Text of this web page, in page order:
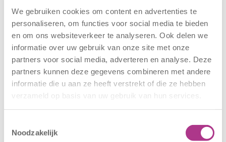
We gebruiken cookies om content en advertenties te
personaliseren, om functies voor social media te bieden
en om ons websiteverkeer te analyseren. Ook delen we
informatie over uw gebruik van onze site met onze
partners voor social media, adverteren en analyse. Deze
partners kunnen deze gegevens combineren met andere
informatie die u aan ze heeft verstrekt of die ze hebben
verzameld op basis van uw gebruik van hun services.
Noodzakelijk
Nieuwe locatie
Oldegaarde
Sluiting
CODE ROOD